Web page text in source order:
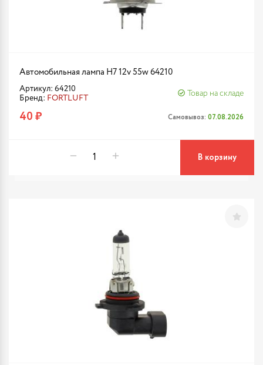
Автомобильная лампа H7 12v 55w 64210
Артикул: 64210
Бренд: FORTLUFT
Товар на складе
40 ₽ Самовывоз: 07.08.2026
В корзину